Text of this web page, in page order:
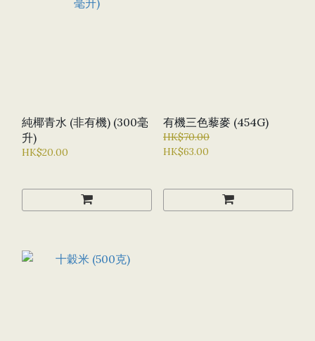
純椰青水 (非有機) (300毫
升)
HK$20.00
有機三色藜麥 (454G)
HK$70.00
HK$63.00